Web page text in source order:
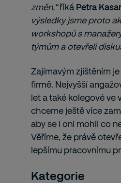
změn,“říká Petra
výsledky jsme proto
workshopů s
týmům a otevřeli
Zajímavým zjištěním
firmě. Nejvyšší
let a také kolegové ve
chceme ještě více
aby se i oni mohli co
Věříme, že právě
lepšímu pracovnímu
Kategorie